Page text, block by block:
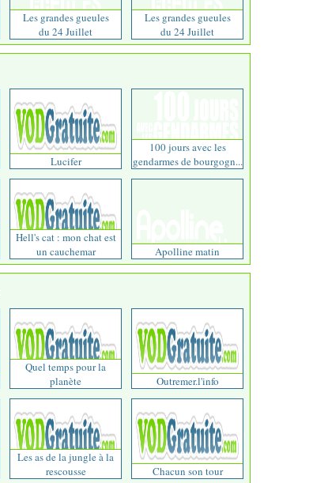
Les grandes gueules
du 24 Juillet
Les grandes gueules
du 24 Juillet
Lucifer
100 jours avec les
gendarmes de bourgogn...
Hell's cat : mon chat est
un cauchemar
Apolline matin
Quel temps pour la
planète
Outremer.l'info
Les as de la jungle à la
rescousse
Chacun son tour